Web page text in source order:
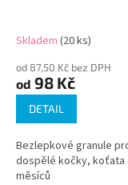
Skladem (20 ks)
od 87,50 Kč bez DPH
od 98 Kč
DETAIL
Bezlepkové granule
dospělé kočky, koťata
měsíců